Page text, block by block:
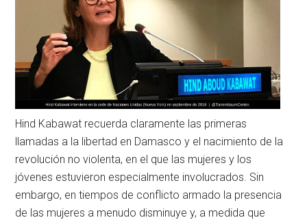
Hind Kabawat recuerda claramente las primeras
llamadas a la libertad en Damasco y el nacimiento de la
revolución no violenta, en el que las mujeres y los
jóvenes estuvieron especialmente involucrados. Sin
embargo, en tiempos de conflicto armado la presencia
de las mujeres a menudo disminuye y, a medida que